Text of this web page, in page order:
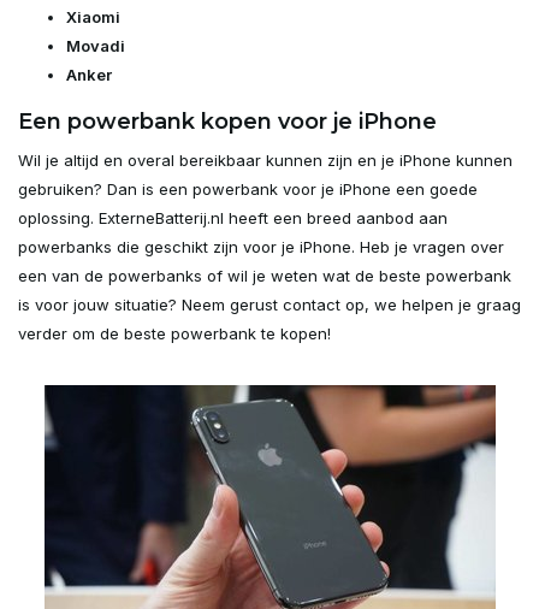
Xiaomi
Movadi
Anker
Een powerbank kopen voor je iPhone
Wil je altijd en overal bereikbaar kunnen zijn en je iPhone kunnen
gebruiken? Dan is een powerbank voor je iPhone een goede
oplossing. ExterneBatterij.nl heeft een breed aanbod aan
powerbanks die geschikt zijn voor je iPhone. Heb je vragen over
een van de powerbanks of wil je weten wat de beste powerbank
is voor jouw situatie? Neem gerust contact op, we helpen je graag
verder om de beste powerbank te kopen!